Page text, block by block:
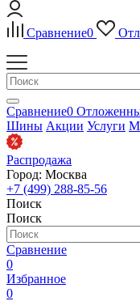
Сравнение0
Сравнение0
Шины Акции Услуги
Распродажа
Город: Москва
+7 (499) 288-85-56
Поиск
Поиск
Сравнение
0
Избранное
0